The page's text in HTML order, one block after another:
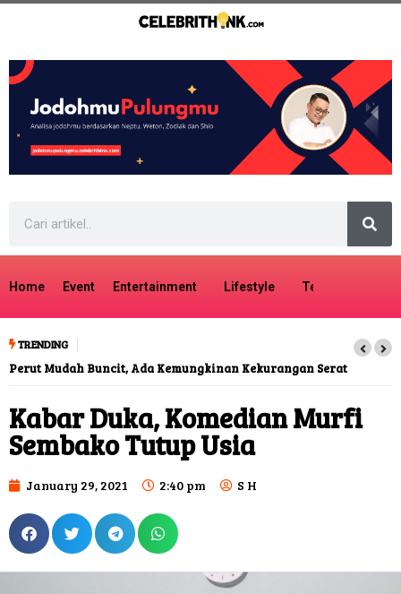
Home Event Entertainment Lifestyle Tech
TRENDING
Perut Mudah Buncit, Ada Kemungkinan Kekurangan Serat
Kabar Duka, Komedian Murfi
Sembako Tutup Usia
January 29, 2021 2:40 pm S H